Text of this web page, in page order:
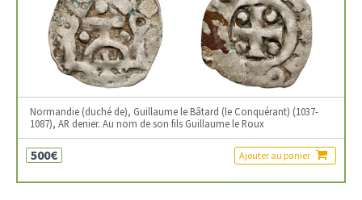
Normandie (duché de), Guillaume le Bâtard (le Conquérant) (1037-
1087), AR denier. Au nom de son fils Guillaume le Roux
500€ Ajouter au panier